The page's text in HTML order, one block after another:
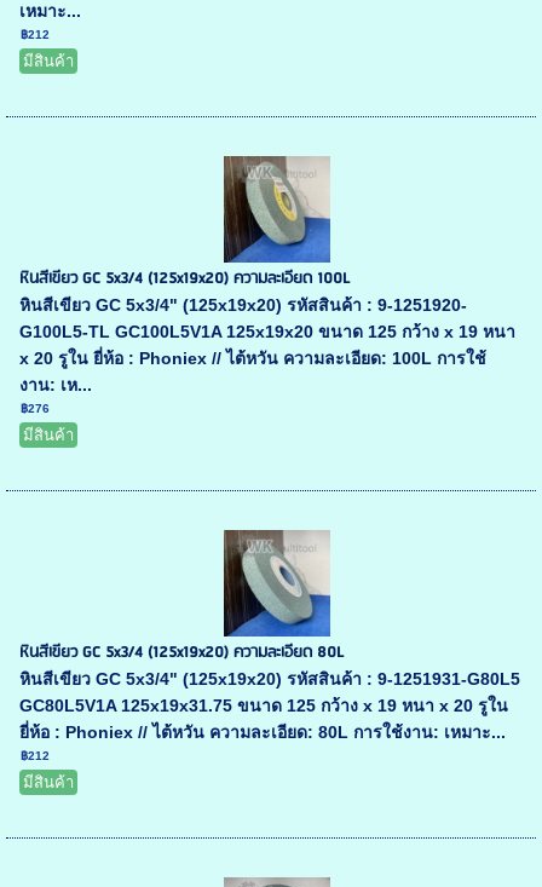
เหมาะ...
฿212
มีสินค้า
หินสีเขียว GC 5x3/4 (125x19x20) ความละเอียด 100L
หินสีเขียว GC 5x3/4" (125x19x20) รหัสสินค้า : 9-1251920-
G100L5-TL GC100L5V1A 125x19x20 ขนาด 125 กว้าง x 19 หนา
x 20 รูใน ยี่ห้อ : Phoniex // ไต้หวัน ความละเอียด: 100L การใช้
งาน: เห...
฿276
มีสินค้า
หินสีเขียว GC 5x3/4 (125x19x20) ความละเอียด 80L
หินสีเขียว GC 5x3/4" (125x19x20) รหัสสินค้า : 9-1251931-G80L5
GC80L5V1A 125x19x31.75 ขนาด 125 กว้าง x 19 หนา x 20 รูใน
ยี่ห้อ : Phoniex // ไต้หวัน ความละเอียด: 80L การใช้งาน: เหมาะ...
฿212
มีสินค้า